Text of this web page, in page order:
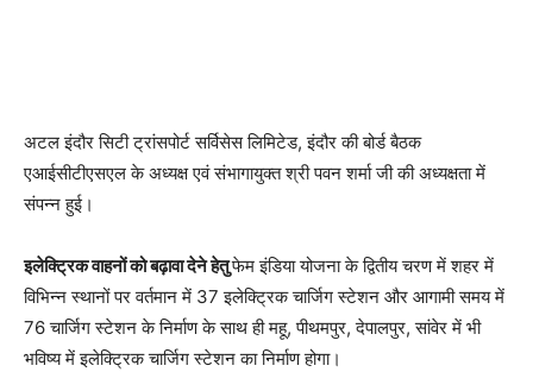
अटल इंदौर सिटी ट्रांसपोर्ट सर्विसेस लिमिटेड, इंदौर की बोर्ड बैठक
एआईसीटीएसएल के अध्यक्ष एवं संभागायुक्त श्री पवन शर्मा जी की अध्यक्षता में
संपन्न हुई।
इलेक्ट्रिक वाहनों को बढ़ावा देने हेतुफेम इंडिया योजना के द्वितीय चरण में शहर में
विभिन्न स्थानों पर वर्तमान में 37 इलेक्ट्रिक चार्जिग स्टेशन और आगामी समय में
76 चार्जिग स्टेशन के निर्माण के साथ ही महू, पीथमपुर, देपालपुर, सांवेर में भी
भविष्य में इलेक्ट्रिक चार्जिग स्टेशन का निर्माण होगा।